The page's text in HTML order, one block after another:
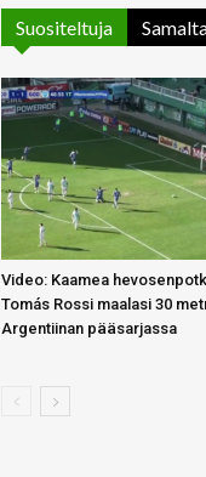
Suositeltuja
Video: Kaamea
Tomás Rossi maalasi 30
Argentiinan pääsarjassa